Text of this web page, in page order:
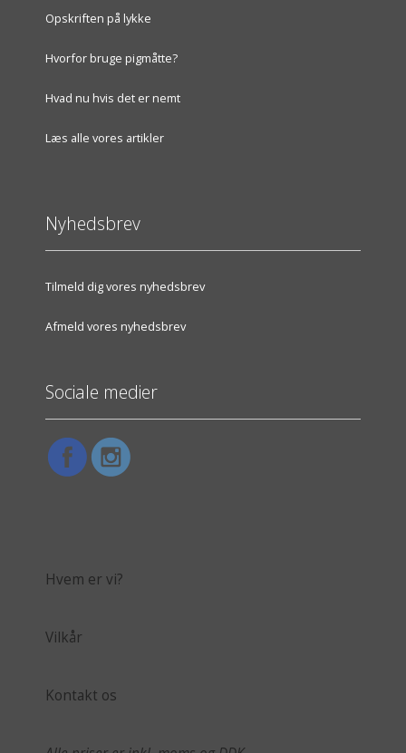
Opskriften på lykke
Hvorfor bruge pigmåtte?
Hvad nu hvis det er nemt
Læs alle vores artikler
Nyhedsbrev
Tilmeld dig vores nyhedsbrev
Afmeld vores nyhedsbrev
Sociale medier
Hvem er vi?
Vilkår
Kontakt os